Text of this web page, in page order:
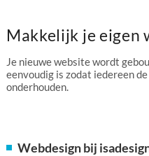
Makkelijk je eigen
Je nieuwe website wordt
eenvoudig is zodat iedereen
onderhouden.
Webdesign bij